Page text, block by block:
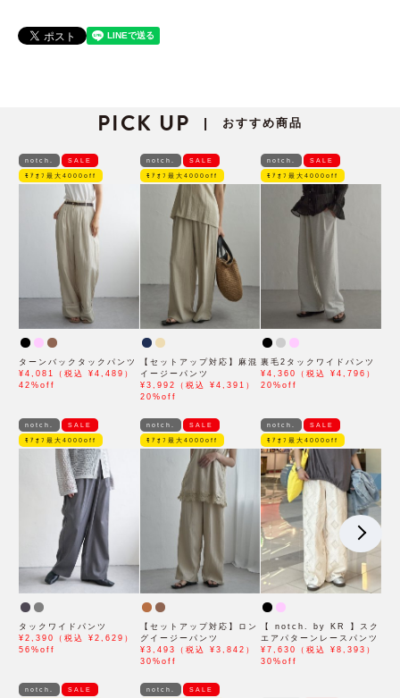
PICK UP | おすすめ商品
notch. SALE
ﾓｱｵﾌ最大4000off
ターンバックタックパンツ
¥4,081（税込 ¥4,489）
42%off
notch. SALE
ﾓｱｵﾌ最大4000off
【セットアップ対応】麻混
イージーパンツ
¥3,992（税込 ¥4,391）
20%off
notch. SALE
ﾓｱｵﾌ最大4000off
裏毛2タックワイドパンツ
¥4,360（税込 ¥4,796）
20%off
notch. SALE
ﾓｱｵﾌ最大4000off
タックワイドパンツ
¥2,390（税込 ¥2,629）
56%off
notch. SALE
ﾓｱｵﾌ最大4000off
【セットアップ対応】ロン
グイージーパンツ
¥3,493（税込 ¥3,842）
30%off
notch. SALE
ﾓｱｵﾌ最大4000off
【 notch. by KR 】スク
エアパターンレースパンツ
¥7,630（税込 ¥8,393）
30%off
notch. SALE notch. SALE